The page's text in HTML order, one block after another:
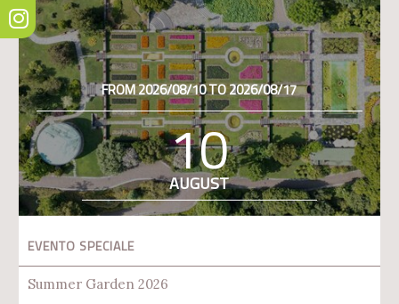
FROM 2026/08/10 TO 2026/08/17
10
AUGUST
EVENTO SPECIALE
Summer Garden 2026